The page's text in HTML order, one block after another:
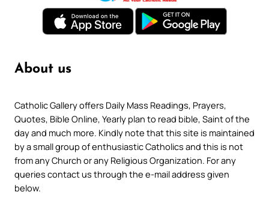
About us
Catholic Gallery offers Daily Mass Readings, Prayers,
Quotes, Bible Online, Yearly plan to read bible, Saint of the
day and much more. Kindly note that this site is maintained
by a small group of enthusiastic Catholics and this is not
from any Church or any Religious Organization. For any
queries contact us through the e-mail address given
below.